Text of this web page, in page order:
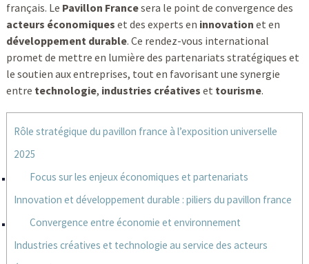
français. Le Pavillon Francesera le point de convergence des
acteurs économiques et des experts en innovation et en
développement durable. Ce rendez-vous international
promet de mettre en lumière des partenariats stratégiques et
le soutien aux entreprises, tout en favorisant une synergie
entre technologie, industries créatives et tourisme.
Rôle stratégique du pavillon france à l’exposition universelle
2025
Focus sur les enjeux économiques et partenariats
Innovation et développement durable : piliers du pavillon france
Convergence entre économie et environnement
Industries créatives et technologie au service des acteurs